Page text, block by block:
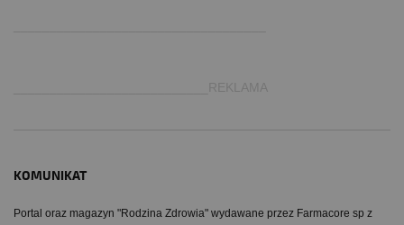
___________________________REKLAMA
KOMUNIKAT
Portal oraz magazyn "Rodzina Zdrowia" wydawane przez Farmacore sp z